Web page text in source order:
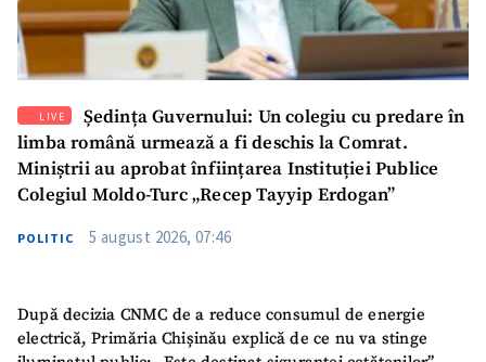
LIVE
Ședința Guvernului: Un colegiu cu predare în
limba română urmează a fi deschis la Comrat.
Miniștrii au aprobat înființarea Instituției Publice
Colegiul Moldo-Turc „Recep Tayyip Erdogan”
POLITIC 5 august 2026, 07:46
După decizia CNMC de a reduce consumul de energie
electrică, Primăria Chișinău explică de ce nu va stinge